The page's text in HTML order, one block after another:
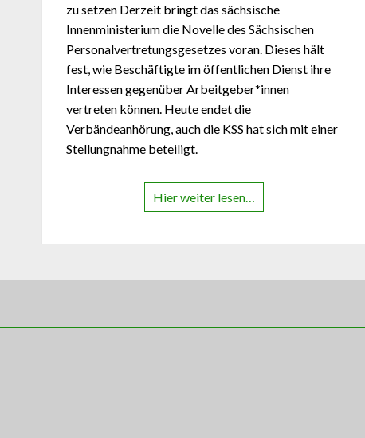
zu setzen Derzeit bringt das sächsische
Innenministerium die Novelle des Sächsischen
Personalvertretungsgesetzes voran. Dieses hält
fest, wie Beschäftigte im öffentlichen Dienst ihre
Interessen gegenüber Arbeitgeber*innen
vertreten können. Heute endet die
Verbändeanhörung, auch die KSS hat sich mit einer
Stellungnahme beteiligt.
Hier weiter lesen…